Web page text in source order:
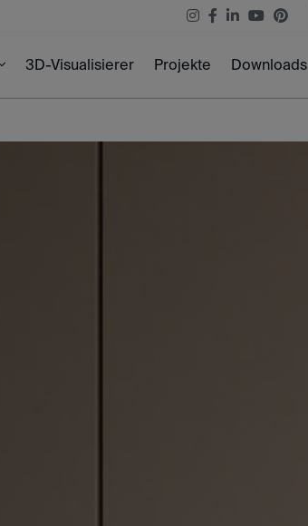
3D-Visualisierer Projekte Downloads